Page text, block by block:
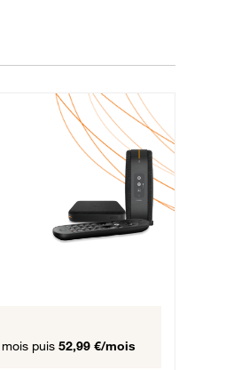
Fibre
mois puis 57,99 € par mois,
puis 52,99 €/mois